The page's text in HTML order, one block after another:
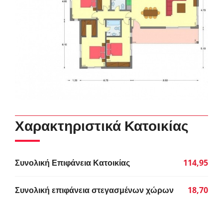
Χαρακτηριστικά Κατοικίας
Συνολική Επιφάνεια Κατοικίας 114,95
Συνολική επιφάνεια στεγασμένων χώρων 18,70